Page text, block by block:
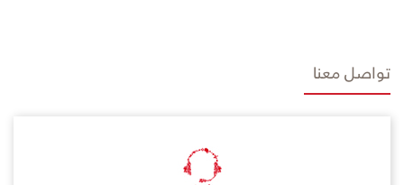
تواصل معنا